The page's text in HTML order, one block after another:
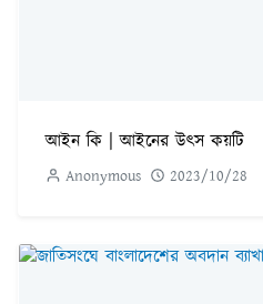
আইন কি | আইনের উৎস কয়টি
Anonymous 2023/10/28